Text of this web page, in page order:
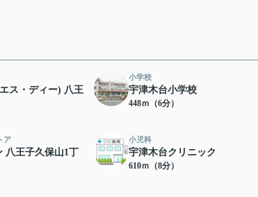
ス・ディー) 八王
小学校
宇津木台小学校
448ｍ（6分）
ア
八王子久保山1丁
小児科
宇津木台クリニック
610ｍ（8分）